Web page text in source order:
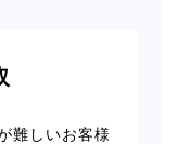
難しいお客様